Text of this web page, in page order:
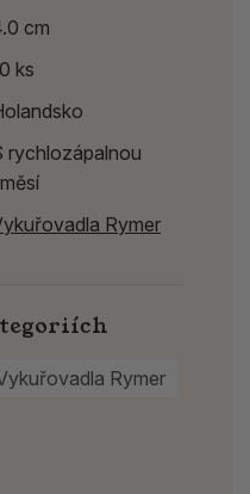
cm
ks
rychlozápalnou
Rymer
Rymer